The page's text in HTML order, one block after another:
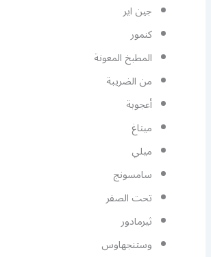
جين اير
كنمور
المطبخ المعونة
من الضريبة
أعجوبة
ميتاغ
ميلي
سامسونج
تحت الصفر
ثيرمادور
وستنجهاوس